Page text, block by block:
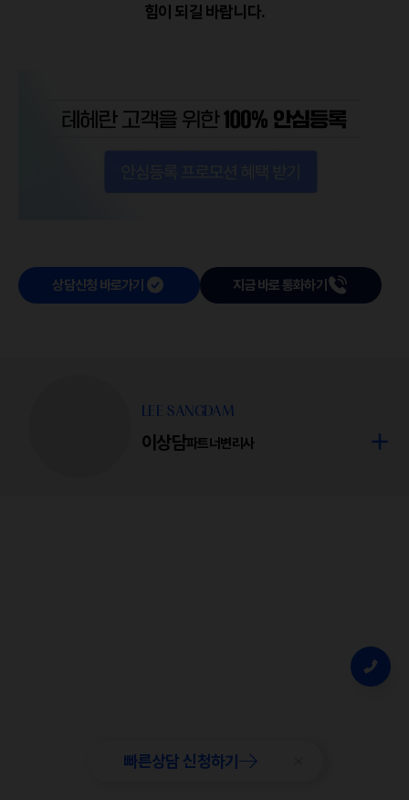
힘이 되길 바랍니다.
상담신청 바로가기 지금 바로 통화하기
LEE SANGDAM
이상담파트너변리사
빠른상담 신청하기